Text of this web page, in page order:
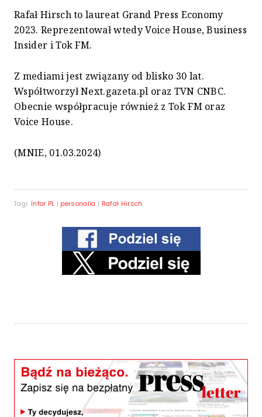
Rafał Hirsch to laureat Grand Press Economy
2023. Reprezentował wtedy Voice House, Business
Insider i Tok FM.
Z mediami jest związany od blisko 30 lat.
Współtworzył Next.gazeta.pl oraz TVN CNBC.
Obecnie współpracuje również z Tok FM oraz
Voice House.
(MNIE, 01.03.2024)
Tagi: Infor PL | personalia | Rafał Hirsch